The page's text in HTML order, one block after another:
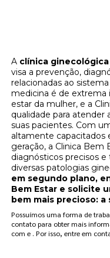
A clínica ginecológica
visa a prevenção,
relacionadas ao
medicina é de extrema
estar da mulher, e a
qualidade para atender
suas pacientes. Com
altamente capacitados
geração, a Clinica Bem
diagnósticos precisos
diversas patologias
em segundo plano,
Bem Estar e solicite
bem mais precioso: a
Possuímos uma forma de
contato para obter mais
com e . Por isso, entre em